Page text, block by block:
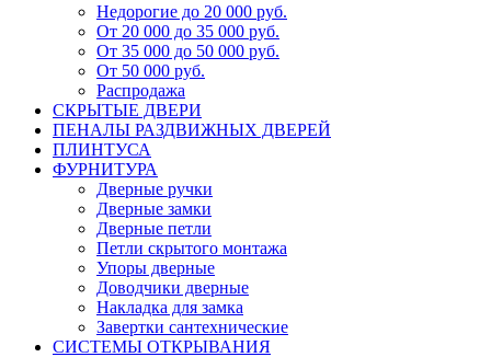
Недорогие до 20 000 руб.
От 20 000 до 35 000 руб.
От 35 000 до 50 000 руб.
От 50 000 руб.
Распродажа
СКРЫТЫЕ ДВЕРИ
ПЕНАЛЫ РАЗДВИЖНЫХ ДВЕРЕЙ
ПЛИНТУСА
ФУРНИТУРА
Дверные ручки
Дверные замки
Дверные петли
Петли скрытого монтажа
Упоры дверные
Доводчики дверные
Накладка для замка
Завертки сантехнические
СИСТЕМЫ ОТКРЫВАНИЯ